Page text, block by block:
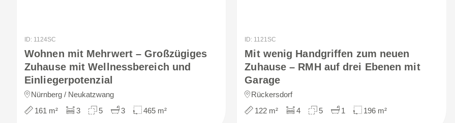
ID: 1124SC
Wohnen mit Mehrwert – Großzügiges
Zuhause mit Wellnessbereich und
Einliegerpotenzial
Nürnberg / Neukatzwang
161 m²
3 5 3
465 m²
ID: 1121SC
Mit wenig Handgriffen zum neuen
Zuhause – RMH auf drei Ebenen mit
Garage
Rückersdorf
122 m²
4 5 1
196 m²